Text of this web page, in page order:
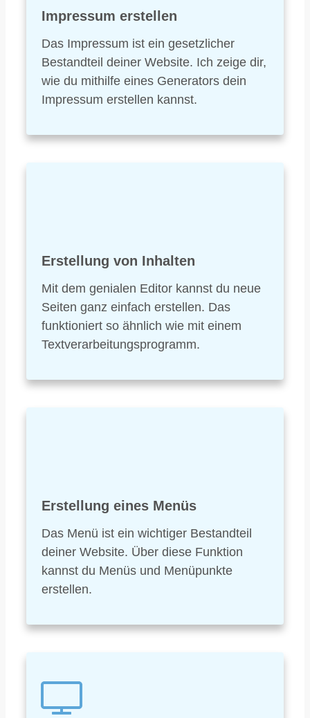
Impressum erstellen
Das Impressum ist ein gesetzlicher
Bestandteil deiner Website. Ich zeige dir,
wie du mithilfe eines Generators dein
Impressum erstellen kannst.
Erstellung von Inhalten
Mit dem genialen Editor kannst du neue
Seiten ganz einfach erstellen. Das
funktioniert so ähnlich wie mit einem
Textverarbeitungsprogramm.
Erstellung eines Menüs
Das Menü ist ein wichtiger Bestandteil
deiner Website. Über diese Funktion
kannst du Menüs und Menüpunkte
erstellen.